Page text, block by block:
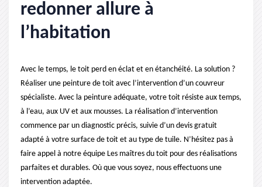
redonner allure à
l’habitation
Avec le temps, le toit perd en éclat et en étanchéité. La solution ?
Réaliser une peinture de toit avec l’intervention d’un couvreur
spécialiste. Avec la peinture adéquate, votre toit résiste aux temps,
à l’eau, aux UV et aux mousses. La réalisation d’intervention
commence par un diagnostic précis, suivie d’un devis gratuit
adapté à votre surface de toit et au type de tuile. N’hésitez pas à
faire appel à notre équipe Les maîtres du toit pour des réalisations
parfaites et durables. Où que vous soyez, nous effectuons une
intervention adaptée.